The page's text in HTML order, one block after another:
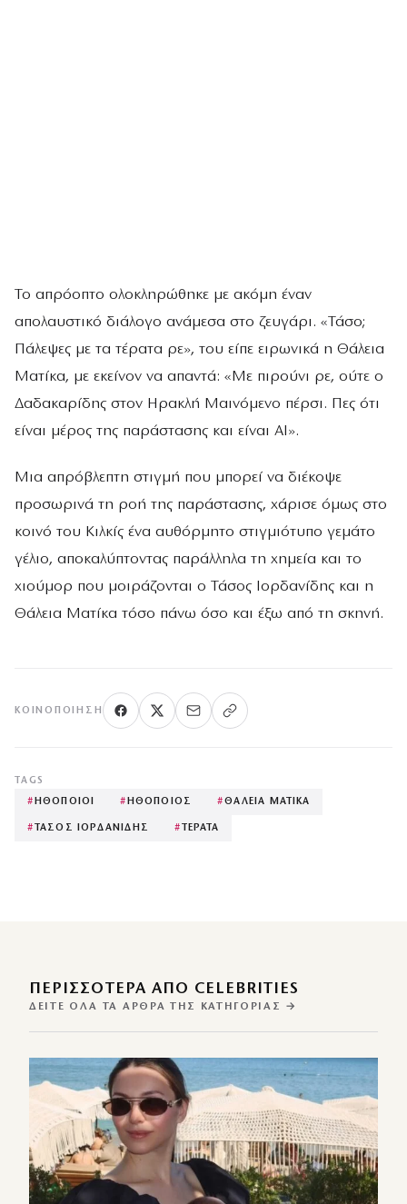
Το απρόοπτο ολοκληρώθηκε με ακόμη έναν
απολαυστικό διάλογο ανάμεσα στο ζευγάρι. «Τάσο;
Πάλεψες με τα τέρατα ρε», του είπε ειρωνικά η Θάλεια
Ματίκα, με εκείνον να απαντά: «Με πιρούνι ρε, ούτε ο
Δαδακαρίδης στον Ηρακλή Μαινόμενο πέρσι. Πες ότι
είναι μέρος της παράστασης και είναι ΑΙ».
Μια απρόβλεπτη στιγμή που μπορεί να διέκοψε
προσωρινά τη ροή της παράστασης, χάρισε όμως στο
κοινό του Κιλκίς ένα αυθόρμητο στιγμιότυπο γεμάτο
γέλιο, αποκαλύπτοντας παράλληλα τη χημεία και το
χιούμορ που μοιράζονται ο Τάσος Ιορδανίδης και η
Θάλεια Ματίκα τόσο πάνω όσο και έξω από τη σκηνή.
ΚΟΙΝΟΠΟΊΗΣΗ
TAGS
# ΗΘΟΠΟΙΟΙ # ΗΘΟΠΟΙΟΣ #ΘΑΛΕΙΑ ΜΑΤΙΚΑ
# ΤΑΣΟΣ ΙΟΡΔΑΝΙΔΗΣ # ΤΕΡΑΤΑ
ΠΕΡΙΣΣΌΤΕΡΑ ΑΠΌ CELEBRITIES
ΔΕΊΤΕ ΌΛΑ ΤΑ ΆΡΘΡΑ ΤΗΣ ΚΑΤΗΓΟΡΊΑΣ →